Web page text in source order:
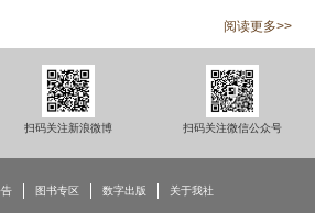
阅读更多>>
扫码关注新浪微博 扫码关注微信公众号
图书专区 数字出版 关于我社